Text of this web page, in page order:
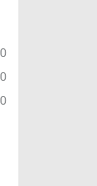
0
0
0